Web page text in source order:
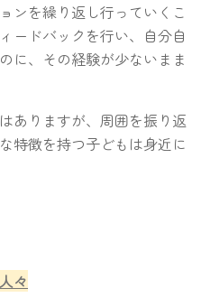
ンを繰り返し行っていくこ
ードバックを行い、自分自
に、その経験が少ないまま
ありますが、周囲を振り返
特徴を持つ子どもは身近に
々